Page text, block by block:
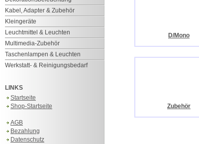
Kabel, Adapter & Zubehör
Kleingeräte
Leuchtmittel & Leuchten
Multimedia-Zubehör
Taschenlampen & Leuchten
Werkstatt- & Reinigungsbedarf
LINKS
Startseite
Shop-Startseite
AGB
Bezahlung
Datenschutz
D/Mono
Zubehör